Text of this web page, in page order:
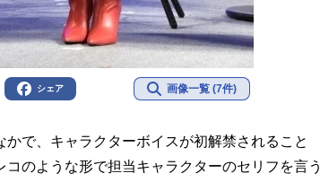
シェア 画像一覧 (7件)
で、キャラクターボイスが初解禁されること
のような形で担当キャラクターのセリフを言う